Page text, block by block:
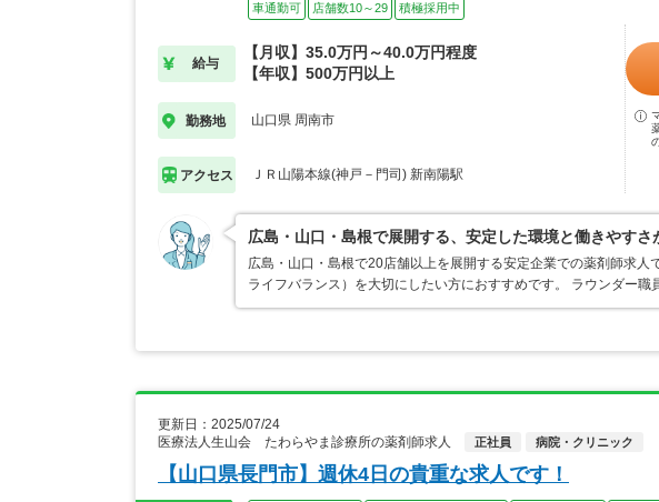
車通勤可
店舗数10～29 積極採用中
給与
【月収】35.0万円～40.0万円程度
【年収】500万円以上
勤務地 山口県 周南市
アクセス ＪＲ山陽本線(神戸－門司) 新南陽駅
広島・山口・島根で展開する、安定した環境と働きやすさ
広島・山口・島根で20店舗以上を展開する安定企業での薬剤師求
ライフバランス）を大切にしたい方におすすめです。 ラウンダー
更新日：2025/07/24
医療法人生山会 たわらやま診療所の薬剤師求人
正社員 病院・クリニック
【山口県長門市】週休4日の貴重な求人です！